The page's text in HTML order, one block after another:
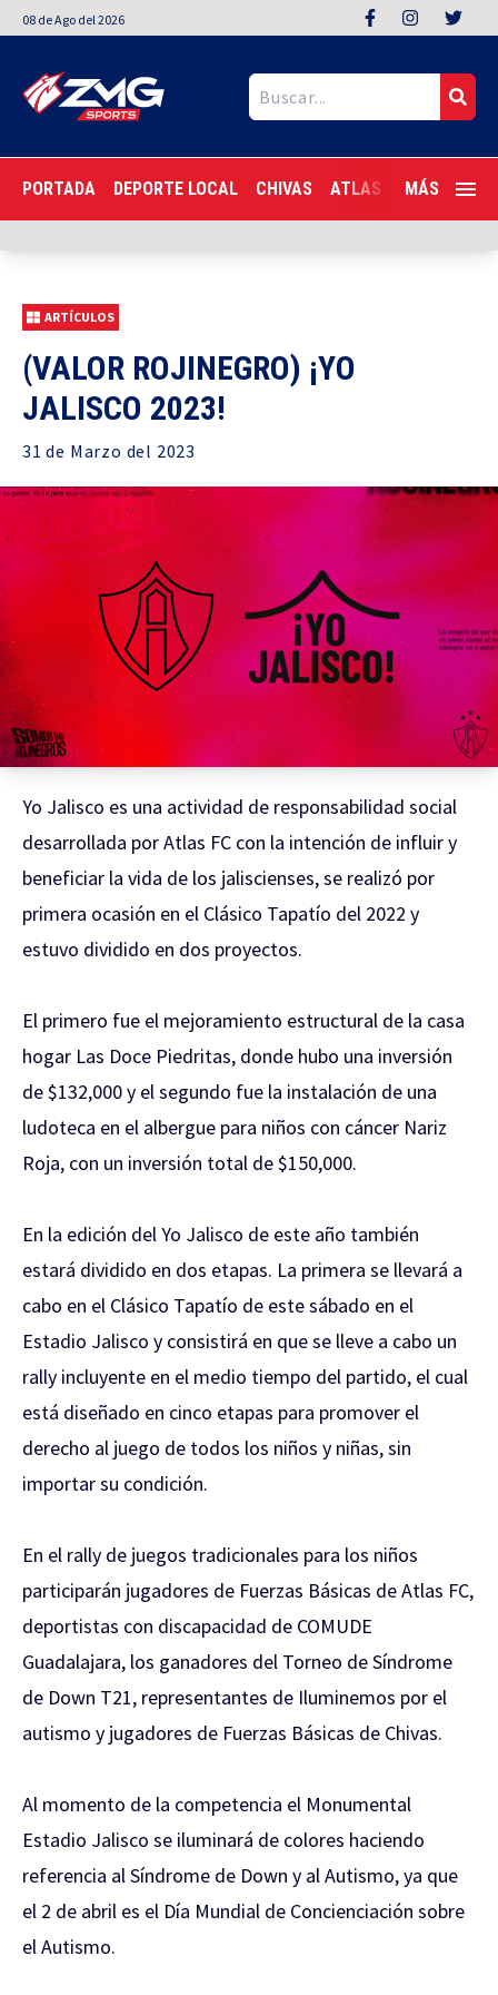
08 deAgo del 2026
PORTADA DEPORTE LOCAL CHIVAS ATLAS LIGA MX
MÁS
ARTÍCULOS
(VALOR ROJINEGRO) ¡YO
JALISCO 2023!
31 de Marzo del 2023
Yo Jalisco es una actividad de responsabilidad social
desarrollada por Atlas FC con la intención de influir y
beneficiar la vida de los jaliscienses, se realizó por
primera ocasión en el Clásico Tapatío del 2022 y
estuvo dividido en dos proyectos.
El primero fue el mejoramiento estructural de la casa
hogar Las Doce Piedritas, donde hubo una inversión
de $132,000 y el segundo fue la instalación de una
ludoteca en el albergue para niños con cáncer Nariz
Roja, con un inversión total de $150,000.
En la edición del Yo Jalisco de este año también
estará dividido en dos etapas. La primera se llevará a
cabo en el Clásico Tapatío de este sábado en el
Estadio Jalisco y consistirá en que se lleve a cabo un
rally incluyente en el medio tiempo del partido, el cual
está diseñado en cinco etapas para promover el
derecho al juego de todos los niños y niñas, sin
importar su condición.
En el rally de juegos tradicionales para los niños
participarán jugadores de Fuerzas Básicas de Atlas FC,
deportistas con discapacidad de COMUDE
Guadalajara, los ganadores del Torneo de Síndrome
de Down T21, representantes de Iluminemos por el
autismo y jugadores de Fuerzas Básicas de Chivas.
Al momento de la competencia el Monumental
Estadio Jalisco se iluminará de colores haciendo
referencia al Síndrome de Down y al Autismo, ya que
el 2 de abril es el Día Mundial de Concienciación sobre
el Autismo.